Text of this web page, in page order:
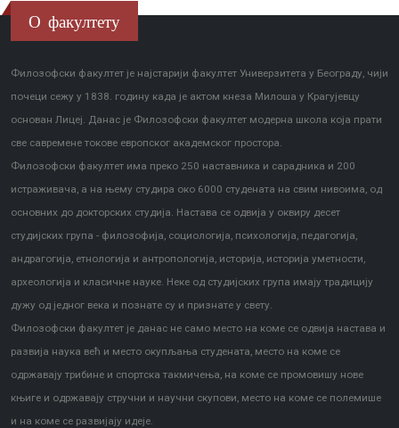
О факултету
Филозофски факултет је најстарији факултет Универзитета у Београду, чији
почеци сежу у 1838. годину када је актом кнеза Милоша у Крагујевцу
основан Лицеј. Данас је Филозофски факултет модерна школа која прати
све савремене токове европског академског простора.
Филозофски факултет има преко 250 наставника и сарадника и 200
истраживача, а на њему студира око 6000 студената на свим нивоима, од
основних до докторских студија. Настава се одвија у оквиру десет
студијских група - филозофија, социологија, психологија, педагогија,
андрагогија, етнологија и антропологија, историја, историја уметности,
археологија и класичне науке. Неке од студијских група имају традицију
дужу од једног века и познате су и признате у свету.
Филозофски факултет је данас не само место на коме се одвија настава и
развија наука већ и место окупљања студената, место на коме се
одржавају трибине и спортска такмичења, на коме се промовишу нове
књиге и одржавају стручни и научни скупови, место на коме се полемише
и на коме се развијају идеје.